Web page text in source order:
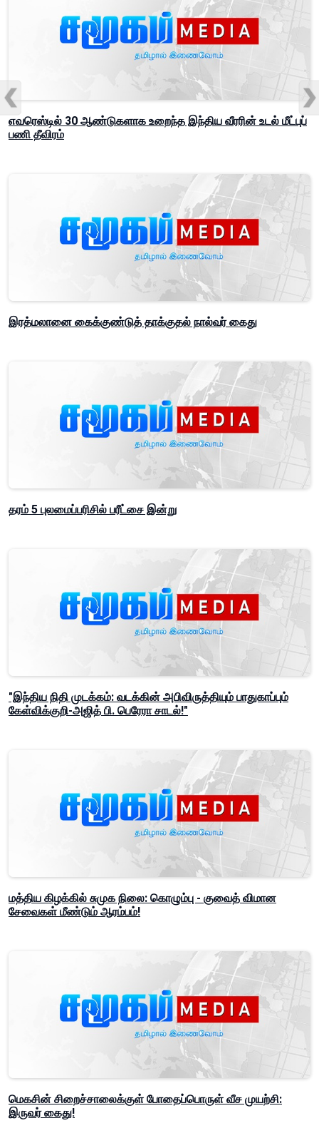
எவரெஸ்டில் 30 ஆண்டுகளாக உறைந்த இந்திய வீரரின் உடல் மீட்புப்
பணி தீவிரம்
இரத்மலானை கைக்குண்டுத் தாக்குதல் நால்வர் கைது
தரம் 5 புலமைப்பரிசில் பரீட்சை இன்று
"இந்திய நிதி முடக்கம்: வடக்கின் அபிவிருத்தியும் பாதுகாப்பும்
கேள்விக்குறி-அஜித் பி. பெரேரா சாடல்!"
மத்திய கிழக்கில் சுமுக நிலை: கொழும்பு - குவைத் விமான
சேவைகள் மீண்டும் ஆரம்பம்!
மெகசின் சிறைச்சாலைக்குள் போதைப்பொருள் வீச முயற்சி:
இருவர் கைது!